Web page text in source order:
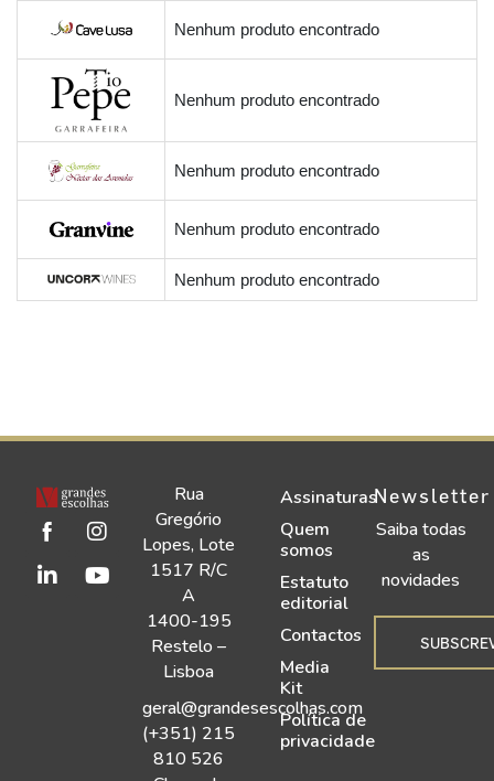
Nenhum produto encontrado
Nenhum produto encontrado
Nenhum produto encontrado
Nenhum produto encontrado
Nenhum produto encontrado
Rua
Gregório
Lopes, Lote
1517 R/C
A
1400-195
Restelo –
Lisboa
geral@grandesescolhas.com
(+351) 215
810 526
Assinaturas
Quem
somos
Estatuto
editorial
Contactos
Media
Kit
Política de
privacidade
Newsletter
Saiba todas
as
novidades